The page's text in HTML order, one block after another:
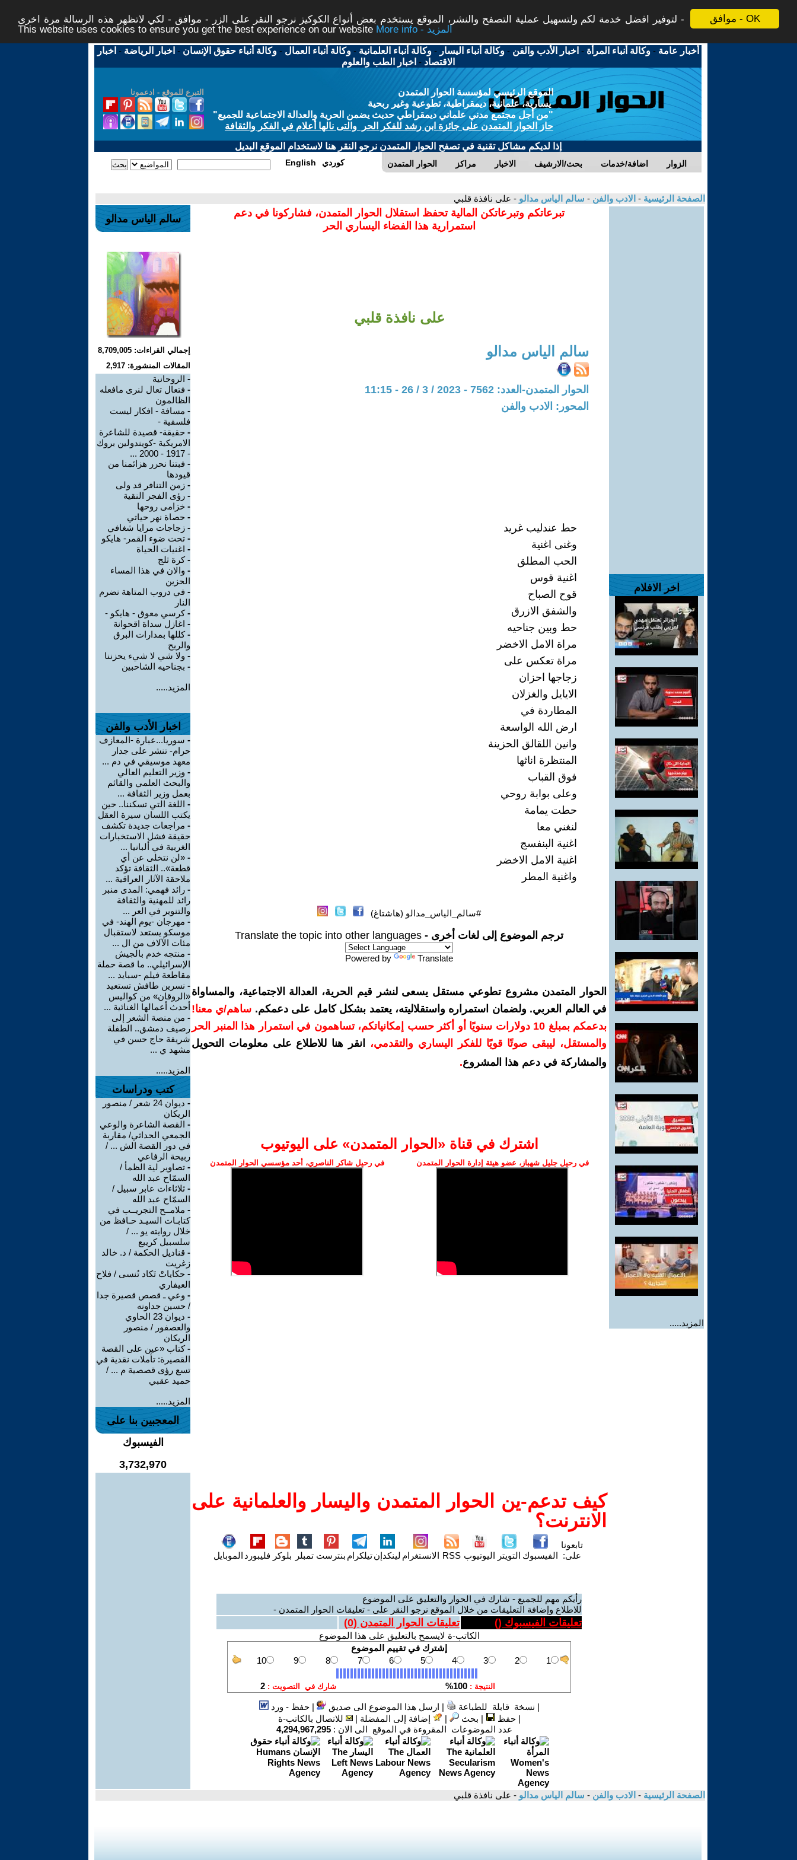
موافق - OK
لتوفير افضل خدمة لكم ولتسهيل عملية التصفح والنشر، الموقع يستخدم بعض أنواع الكوكيز نرجو النقر على الزر - موافق - لكي لاتظهر هذه الرسالة مرة اخرى -
This website uses cookies to ensure you get the best experience on our website
More info - المزيد
أخبار عامة -وكالة أنباء المرأة - اخبار الأدب والفن -وكالة أنباء اليسار -وكالة أنباء العلمانية -وكالة أنباء العمال -وكالة أنباء حقوق الإنسان - اخبار الرياضة - اخبار
الاقتصاد - اخبار الطب والعلوم
التبرع للموقع - ادعمونا
الموقع الرئيسي لمؤسسة الحوار المتمدن
يسارية، علمانية، ديمقراطية، تطوعية وغير ربحية
"من أجل مجتمع مدني علماني ديمقراطي حديث يضمن الحرية والعدالة الاجتماعية للجميع"
حاز الحوار المتمدن على جائزة ابن رشد للفكر الحر والتى نالها أعلام في الفكر والثقافة
إذا لديكم مشاكل تقنية في تصفح الحوار المتمدن نرجو النقر هنا لاستخدام الموقع البديل
الحوار المتمدن مراكز الاخبار بحث/الارشيف اضافة/خدمات الزوار English كوردي
الصفحة الرئيسية - الادب والفن - سالم الياس مدالو - على نافذة قلبي
اخر الافلام
المزيد.....
تبرعاتكم وتبرعاتكن المالية تحفظ استقلال الحوار المتمدن، فشاركونا في دعم
استمرارية هذا الفضاء اليساري الحر
على نافذة قلبي
سالم الياس مدالو
الحوار المتمدن-العدد: 7562 - 2023 / 3 / 26 - 11:15
المحور: الادب والفن
حط عندليب غريد
وغنى اغنية
الحب المطلق
اغنية قوس
قوح الصباح
والشفق الازرق
حط وبين جناحيه
مراة الامل الاخضر
مراة تعكس على
زجاجها احزان
الايايل والغزلان
المطاردة في
ارض الله الواسعة
وانين اللقالق الحزينة
المنتظرة اناثها
فوق القباب
وعلى بوابة روحي
حطت يمامة
لنغني معا
اغنية البنفسج
اغنية الامل الاخضر
واغنية المطر
#سالم_الياس_مدالو (هاشتاغ)
ترجم الموضوع إلى لغات أخرى - Translate the topic into other languages
Powered by Translate
الحوار المتمدن مشروع تطوعي مستقل يسعى لنشر قيم الحرية، العدالة الاجتماعية، والمساواة
في العالم العربي. ولضمان استمراره واستقلاليته، يعتمد بشكل كامل على دعمكم. ساهم/ي معنا!
بدعمكم بمبلغ 10 دولارات سنويًا أو أكثر حسب إمكانياتكم، تساهمون في استمرار هذا المنبر الحر
والمستقل، ليبقى صوتًا قويًا للفكر اليساري والتقدمي،
انقر هنا للاطلاع على معلومات التحويل
والمشاركة في دعم هذا المشروع.
اشترك في قناة ‫«الحوار المتمدن» على اليوتيوب
في رحيل جليل شهباز، عضو هيئة إدارة الحوار المتمدن في رحيل شاكر الناصري، أحد مؤسسي الحوار المتمدن
كيف تدعم-ين الحوار المتمدن واليسار والعلمانية على
الانترنت؟
تابعونا
على: الفيسبوك التويتر اليوتيوب RSS الانستغرام لينكدإنتيلكرام بنترست تمبلر بلوكر فليبورد الموبايل
رأيكم مهم للجميع - شارك في الحوار والتعليق على الموضوع
للاطلاع وإضافة التعليقات من خلال الموقع نرجو النقر على - تعليقات الحوار المتمدن -
تعليقات الفيسبوك () تعليقات الحوار المتمدن (0
)
الكاتب-ة لايسمح بالتعليق على هذا الموضوع
| نسخة قابلة للطباعة | ارسل هذا الموضوع الى صديق |حفظ - ورد
|حفظ | بحث | إضافة إلى المفضلة |
للاتصال بالكاتب-ة
عدد الموضوعات المقروءة في الموقع الى الان : 4,294,967,295
سالم الياس مدالو
إجمالي القراءات: 8,709,005
المقالات المنشورة: 2,917
- الروحانية
- فتعال تعال لنرى مافعله
الظالمون
- مسافة - افكار ليست
فلسفية -
- حقيقة- قصيدة للشاعرة
الامريكية -كويندولين بروك
- 1917 - 2000 ...
- فبتنا نحرر هزائمنا من
قيودها
- زمن التنافر قد ولى
- رؤى الفجر النقية
- خزامى روحها
- حصاة نهر حياتي
- زجاجات مرايا شغافي
- تحت ضوء القمر- هايكو
- اغنيات الحياة
-كرة ثلج
- والان في هذا المساء
الحزين
- في دروب المتاهة نضرم
النار
-كرسي معوق - هايكو -
- اغازل سداة اقحوانة
-كللها بمدارات البرق
والريح
- ولا شي لا شيء يحزننا
- بجناحيه الشاحبين
المزيد.....
اخبار الأدب والفن
- سوريا...عبارة -المعازف
حرام- تنشر على جدار
معهد موسيقي في دم ...
- وزير التعليم العالي
والبحث العلمي والقائم
بعمل وزير الثقافة ...
- اللغة التي تسكننا.. حين
يكتب اللسان سيرة العقل
- مراجعات جديدة تكشف
حقيقة فشل الاستخبارات
الغربية في ألبانيا ...
- «لن نتخلى عن أي
قطعة».. الثقافة تؤكد
ملاحقة الآثار العراقية ...
- رائد فهمي: المدى منبر
رائد للمهنية والثقافة
والتنوير في العر ...
- مهرجان -يوم الهند- في
موسكو يستعد لاستقبال
مئات الآلاف من ال ...
- منتجه خدم بالجيش
الإسرائيلي.. ما قصة حملة
مقاطعة فيلم -سبايد ...
- نسرين طافش تستعيد
«الروقان» من كواليس
أحدث أعمالها الغنائية ...
- من منصة الشعر إلى
رصيف دمشق.. الطفلة
شريفة حاج حسن في
مشهد ي ...
المزيد.....
كتب ودراسات
-
ديوان 24 شعر / منصور
الريكان
- القصة الشاعرة والوعي
الجمعي الحداثي/ مقاربة
في دور القصة الش ... /
ربيحة الرفاعي
- تصاوير لية الظمأ /
السمّاح عبد الله
- ثلاثاءات عابر سبيل /
السمّاح عبد الله
- ملامــح التجريــب في
كتابـات السيـد حـافظ من
خلال روايته يو ... /
سلسبيل كريبع
- قناديل الحكمة / د. خالد
زغريت
- حكاياتْ تَكاد تُنسى / فلاح
العيفاري
- وعي ـ قصص قصيرة جدا
/ حسين جداونه
-
ديوان 23 الحاوي
والعصفور / منصور
الريكان
-كتاب «عين على القصة
القصيرة: تأملات نقدية في
تسع رؤى قصصية م ... /
حميد عقبي
المزيد.....
المعجبين بنا على
الفيسبوك
3,732,970
الصفحة الرئيسية - الادب والفن - سالم الياس مدالو - على نافذة قلبي